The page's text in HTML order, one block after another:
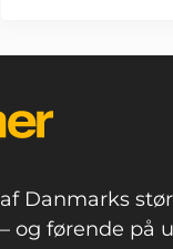
Danmarks
og førende på